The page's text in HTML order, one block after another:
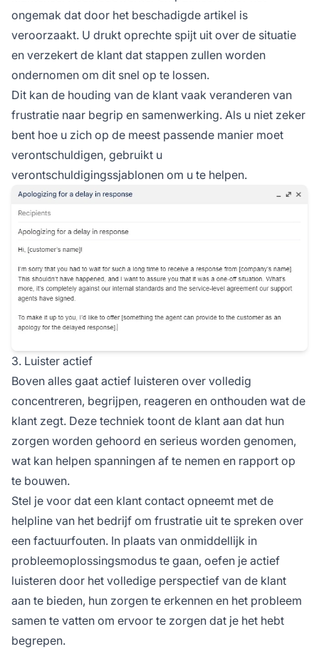
ongemak dat door het beschadigde artikel is
veroorzaakt. U drukt oprechte spijt uit over de situatie
en verzekert de klant dat stappen zullen worden
ondernomen om dit snel op te lossen.
Dit kan de houding van de klant vaak veranderen van
frustratie naar begrip en samenwerking. Als u niet zeker
bent hoe u zich op de meest passende manier moet
verontschuldigen, gebruikt u
verontschuldigingssjablonen om u te helpen.
3. Luister actief
Boven alles gaat actief luisteren over volledig
concentreren, begrijpen, reageren en onthouden wat de
klant zegt. Deze techniek toont de klant aan dat hun
zorgen worden gehoord en serieus worden genomen,
wat kan helpen spanningen af te nemen en rapport op
te bouwen.
Stel je voor dat een klant contact opneemt met de
helpline van het bedrijf om frustratie uit te spreken over
een factuurfouten. In plaats van onmiddellijk in
probleemoplossingsmodus te gaan, oefen je actief
luisteren door het volledige perspectief van de klant
aan te bieden, hun zorgen te erkennen en het probleem
samen te vatten om ervoor te zorgen dat je het hebt
begrepen.